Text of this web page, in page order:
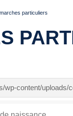
particuliers
wp-content/uploads/